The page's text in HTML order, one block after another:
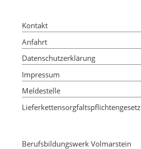
Kontakt
Anfahrt
Datenschutzerklärung
Impressum
Meldestelle
Lieferkettensorgfaltspflichtengesetz
Berufsbildungswerk Volmarstein